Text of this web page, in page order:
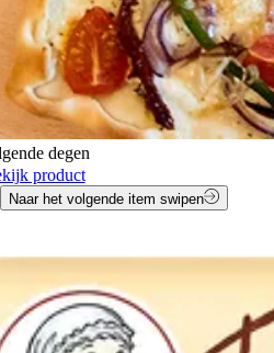
degen
product
Naar het volgende item swipen